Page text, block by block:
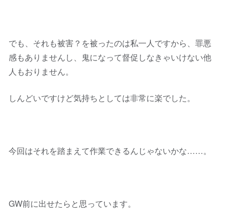
でも、それも被害？を被ったのは私一人ですから、罪悪
感もありませんし、鬼になって督促しなきゃいけない他
人もおりません。
しんどいですけど気持ちとしては非常に楽でした。
今回はそれを踏まえて作業できるんじゃないかな……。
GW前に出せたらと思っています。